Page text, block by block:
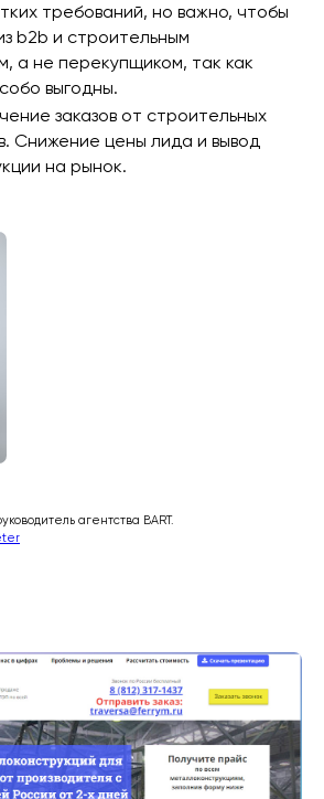
требований, но важно, чтобы
b2b и строительным
а не перекупщиком, так как
выгодны.
заказов от строительных
Снижение цены лида и вывод
на рынок.
агентства BART.